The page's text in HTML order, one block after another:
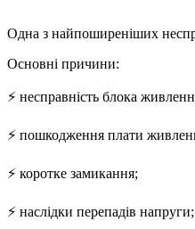
Одна з найпоширеніших
Основні причини:
⚡ несправність блока
⚡ пошкодження плати
⚡ коротке замикання;
⚡ наслідки перепадів напруги;